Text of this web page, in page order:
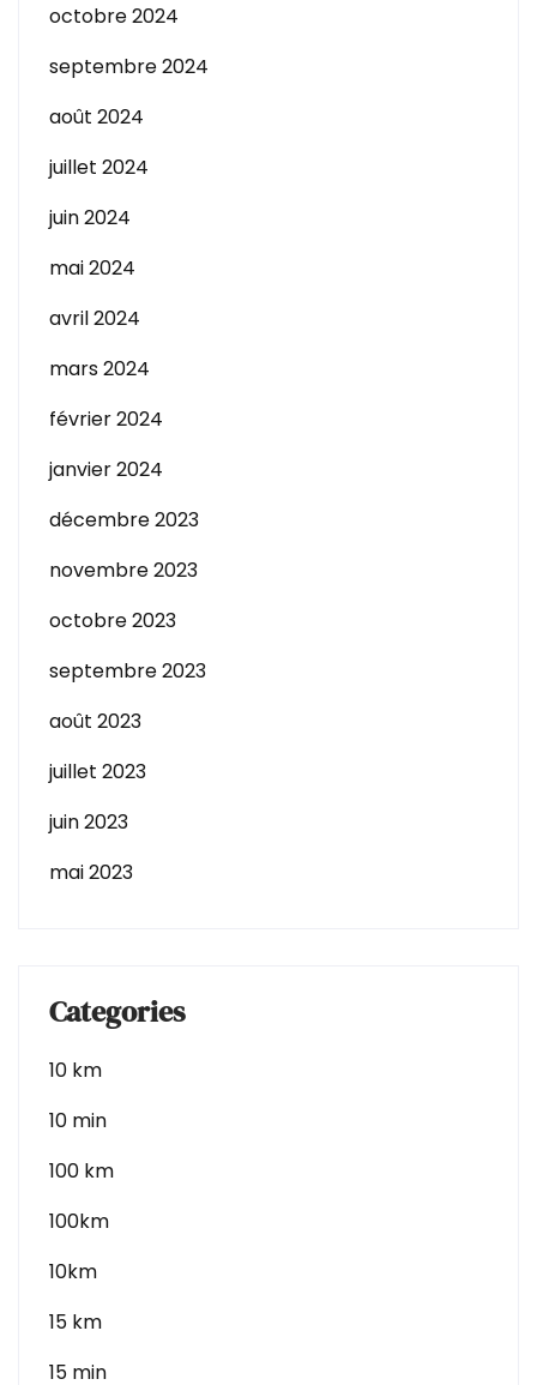
octobre 2024
septembre 2024
août 2024
juillet 2024
juin 2024
mai 2024
avril 2024
mars 2024
février 2024
janvier 2024
décembre 2023
novembre 2023
octobre 2023
septembre 2023
août 2023
juillet 2023
juin 2023
mai 2023
Categories
10 km
10 min
100 km
100km
10km
15 km
15 min